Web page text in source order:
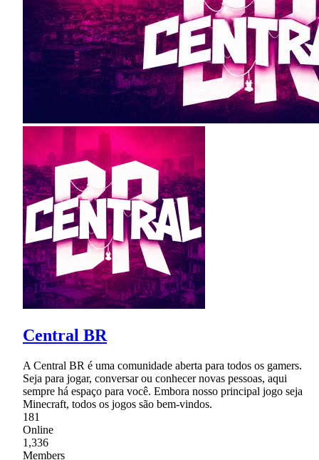
Central BR
A Central BR é uma comunidade aberta para todos os gamers.
Seja para jogar, conversar ou conhecer novas pessoas, aqui
sempre há espaço para você. Embora nosso principal jogo seja
Minecraft, todos os jogos são bem-vindos.
181
Online
1,336
Members